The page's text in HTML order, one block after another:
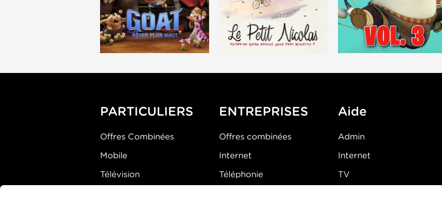
PARTICULIERS
Offres Combinées
Mobile
Télévision
ENTREPRISES
Offres combinées
Internet
Téléphonie
Aide
Admin
Internet
TV